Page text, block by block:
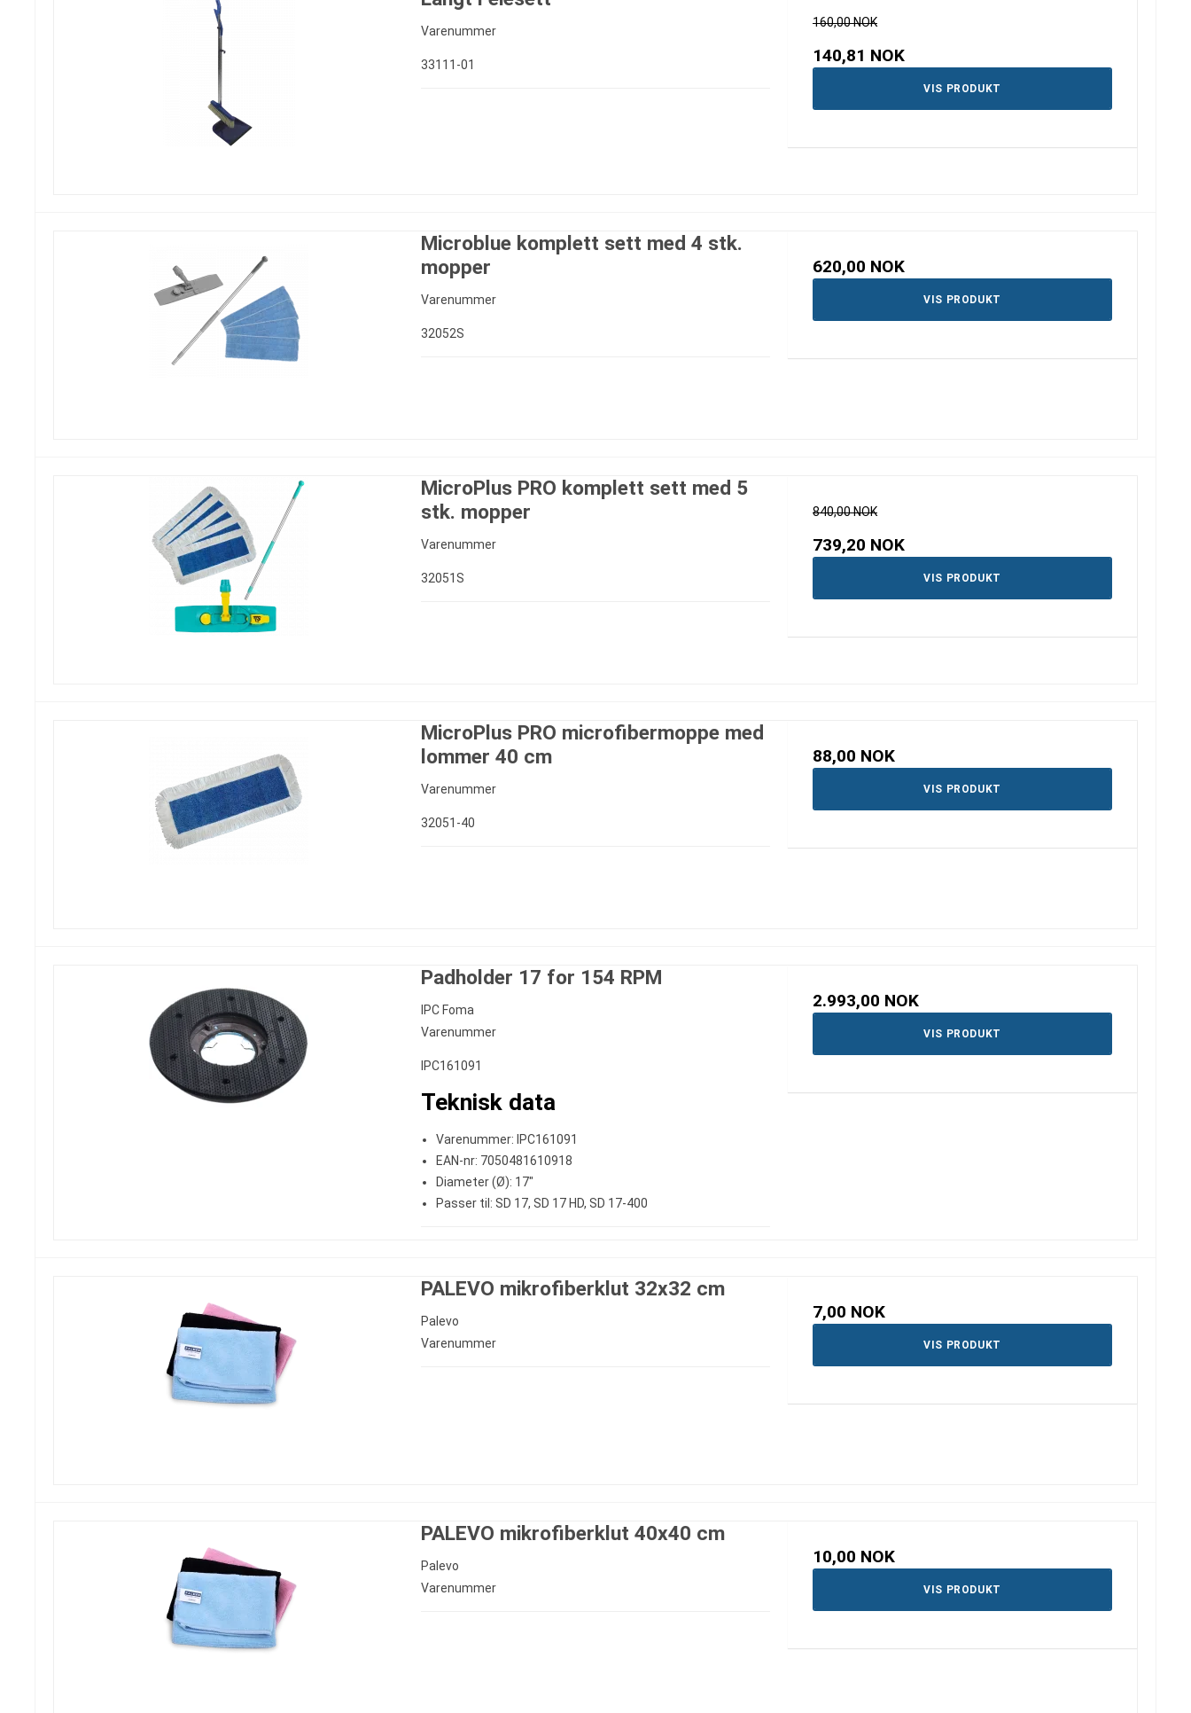
Varenummer
33111-01
160,00 NOK
140,81 NOK
VIS PRODUKT
Microblue komplett sett med 4 stk.
mopper
Varenummer
32052S
620,00 NOK
VIS PRODUKT
MicroPlus PRO komplett sett med 5
stk. mopper
Varenummer
32051S
840,00 NOK
739,20 NOK
VIS PRODUKT
MicroPlus PRO microfibermoppe med
lommer 40 cm
Varenummer
32051-40
88,00 NOK
VIS PRODUKT
Padholder 17 for 154 RPM
IPC Foma
Varenummer
IPC161091
Teknisk data
Varenummer: IPC161091
EAN-nr: 7050481610918
Diameter (Ø): 17"
Passer til: SD 17, SD 17 HD, SD 17-400
2.993,00 NOK
VIS PRODUKT
PALEVO mikrofiberklut 32x32 cm
Palevo
Varenummer
7,00 NOK
VIS PRODUKT
PALEVO mikrofiberklut 40x40 cm
Palevo
Varenummer
10,00 NOK
VIS PRODUKT